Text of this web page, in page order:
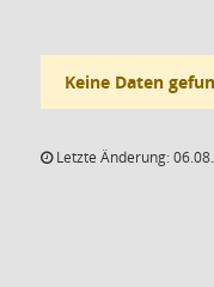
Keine Daten
Letzte Änderung: